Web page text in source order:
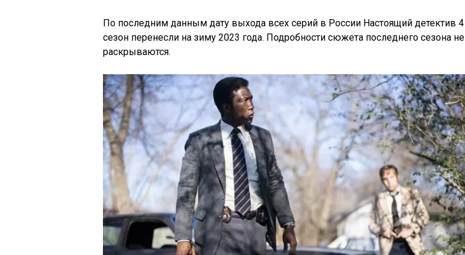
По последним данным дату выхода всех серий в России Настоящий детектив 4
сезон перенесли на зиму 2023 года. Подробности сюжета последнего сезона не
раскрываются.